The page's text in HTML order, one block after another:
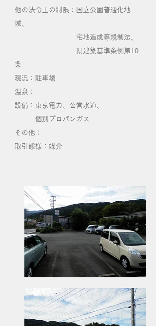
他の法令上の制限：国立公園普通化地
域、
宅地造成等規制法、
県建築基準条例第10
条
現況：駐車場
温泉：
設備：東京電力、公営水道、
個別プロパンガス
その他：
取引態様：媒介